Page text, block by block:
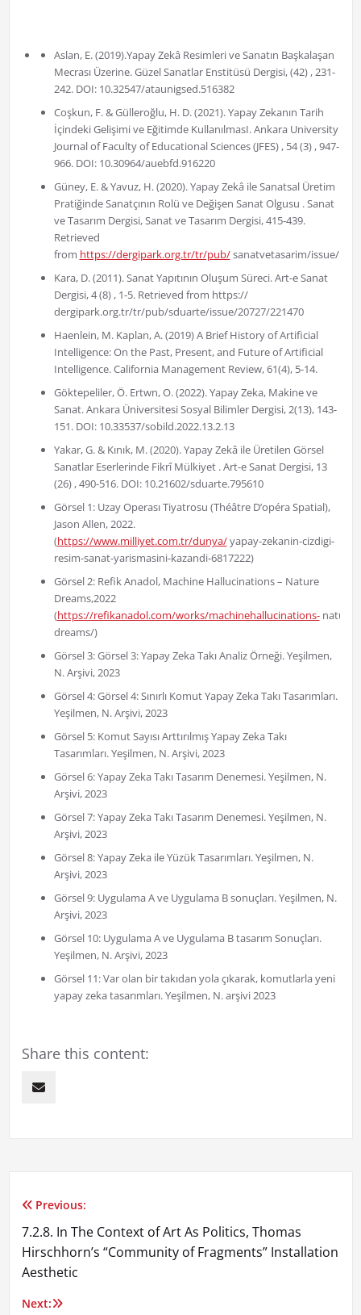
Aslan, E. (2019).Yapay Zekâ Resimleri ve Sanatın Başkalaşan
Mecrası Üzerine. Güzel Sanatlar Enstitüsü Dergisi, (42) , 231-
242. DOI: 10.32547/ataunigsed.516382
Coşkun, F. & Gülleroğlu, H. D. (2021). Yapay Zekanın Tarih
İçindeki Gelişimi ve Eğitimde KullanılmasI. Ankara University
Journal of Faculty of Educational Sciences (JFES) , 54 (3) , 947-
966. DOI: 10.30964/auebfd.916220
Güney, E. & Yavuz, H. (2020). Yapay Zekâ ile Sanatsal Üretim
Pratiğinde Sanatçının Rolü ve Değişen Sanat Olgusu . Sanat
ve Tasarım Dergisi, Sanat ve Tasarım Dergisi, 415-439.
Retrieved
from https://dergipark.org.tr/tr/pub/sanatvetasarim/issue/
Kara, D. (2011). Sanat Yapıtının Oluşum Süreci. Art-e Sanat
Dergisi, 4 (8) , 1-5. Retrieved from https://
dergipark.org.tr/tr/pub/sduarte/issue/20727/221470
Haenlein, M. Kaplan, A. (2019) A Brief History of Artificial
Intelligence: On the Past, Present, and Future of Artificial
Intelligence. California Management Review, 61(4), 5-14.
Göktepeliler, Ö. Ertwn, O. (2022). Yapay Zeka, Makine ve
Sanat. Ankara Üniversitesi Sosyal Bilimler Dergisi, 2(13), 143-
151. DOI: 10.33537/sobild.2022.13.2.13
Yakar, G. & Kınık, M. (2020). Yapay Zekâ ile Üretilen Görsel
Sanatlar Eserlerinde Fikrî Mülkiyet . Art-e Sanat Dergisi, 13
(26) , 490-516. DOI: 10.21602/sduarte.795610
Görsel 1: Uzay Operası Tiyatrosu (Théâtre D’opéra Spatial),
Jason Allen, 2022.
(https://www.milliyet.com.tr/dunya/yapay-zekanin-cizdigi-
resim-sanat-yarismasini-kazandi-6817222)
Görsel 2: Refik Anadol, Machine Hallucinations – Nature
Dreams,2022
(https://refikanadol.com/works/machinehallucinations-nature-
dreams/)
Görsel 3: Görsel 3: Yapay Zeka Takı Analiz Örneği. Yeşilmen,
N. Arşivi, 2023
Görsel 4: Görsel 4: Sınırlı Komut Yapay Zeka Takı Tasarımları.
Yeşilmen, N. Arşivi, 2023
Görsel 5: Komut Sayısı Arttırılmış Yapay Zeka Takı
Tasarımları. Yeşilmen, N. Arşivi, 2023
Görsel 6: Yapay Zeka Takı Tasarım Denemesi. Yeşilmen, N.
Arşivi, 2023
Görsel 7: Yapay Zeka Takı Tasarım Denemesi. Yeşilmen, N.
Arşivi, 2023
Görsel 8: Yapay Zeka ile Yüzük Tasarımları. Yeşilmen, N.
Arşivi, 2023
Görsel 9: Uygulama A ve Uygulama B sonuçları. Yeşilmen, N.
Arşivi, 2023
Görsel 10: Uygulama A ve Uygulama B tasarım Sonuçları.
Yeşilmen, N. Arşivi, 2023
Görsel 11: Var olan bir takıdan yola çıkarak, komutlarla yeni
yapay zeka tasarımları. Yeşilmen, N. arşivi 2023
Share this content:
Yazı
gezinmesi
Previous:
7.2.8. In The Context of Art As Politics, Thomas
Hirschhorn’s “Community of Fragments” Installation
Aesthetic
Next: